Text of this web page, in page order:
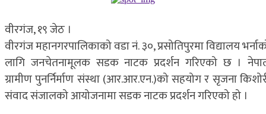
वीरगंज, १९ जेठ ।
वीरगंज महानगरपालिकाको वडा नं. ३०, प्रसोतिपुरमा विद्यालय
लागि जनचेतनामूलक सडक नाटक प्रदर्शन गरिएको छ ।
ग्रामीण पुनर्निर्माण संस्था (आर.आर.एन.)को सहयोग र सृजना
संवाद संजालको आयोजनामा सडक नाटक प्रदर्शन गरिएको हो ।